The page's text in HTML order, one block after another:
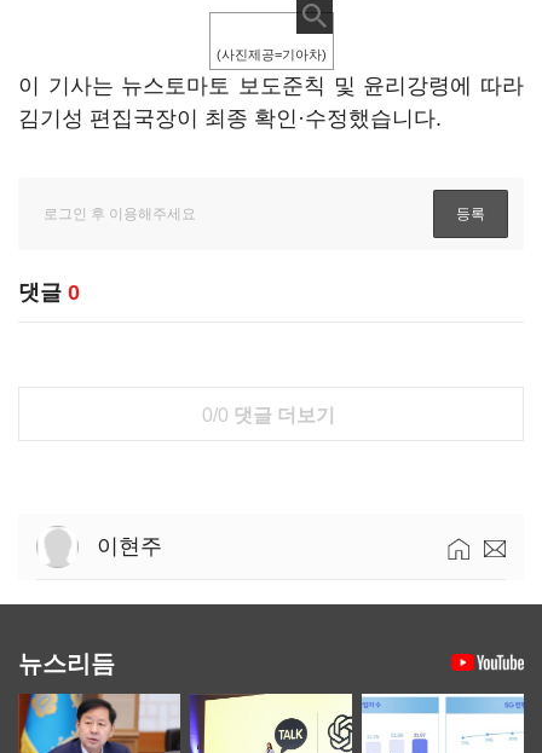
(사진제공=기아차)
이 기사는 뉴스토마토 보도준칙 및 윤리강령에 따라
김기성 편집국장이 최종 확인·수정했습니다.
댓글 0
0/0 댓글 더보기
이현주
뉴스리듬